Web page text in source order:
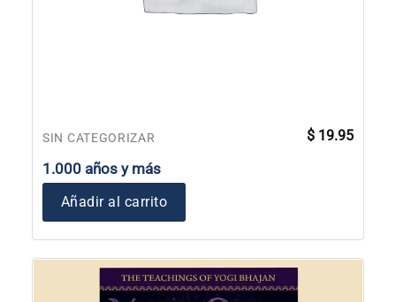
SIN CATEGORIZAR
1.000 años y más
$ 19.95
Añadir al carrito